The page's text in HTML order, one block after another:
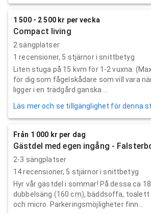
1 500 - 2 500 kr per vecka
Compact living
2 sängplatser
1 recensioner, 5 stjärnor i snittbetyg
Liten stuga på 15 kvm för 1-2 vuxna.
för dig som fågelskådare som vill vara
ligger i en trädgård ganska ...
Läs mer och se tillgänglighet för denna
Från 1 000 kr per dag
Gästdel med egen ingång -
2-3 sängplatser
14recensioner, 5 stjärnor i snittbetyg
Hyr vår gästdel i sommar! På dessa ca
dubbelsäng (160 cm), bäddsoffa, toalett
och micro. Parkeringsmöjligheter finn...